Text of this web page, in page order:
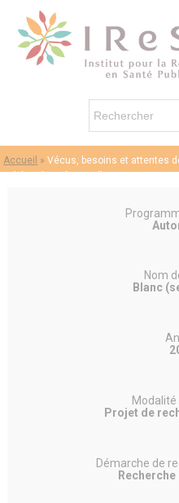
Accueil »Vécus, besoins et attentes
polyhandicapées vieillissantes
Nom
Blanc
Projet de
Démarche de